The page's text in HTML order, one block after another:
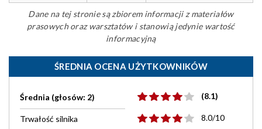
Dane na tej stronie są zbiorem informacji z materiałów
prasowych oraz warsztatów i stanowią jedynie wartość
informacyjną
ŚREDNIA OCENA UŻYTKOWNIKÓW
Średnia (głosów: 2) (8.1)
Trwałość silnika
8.0/10